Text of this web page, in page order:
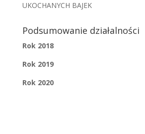
UKOCHANYCH BAJEK
Podsumowanie działalności
Rok 2018
Rok 2019
Rok 2020